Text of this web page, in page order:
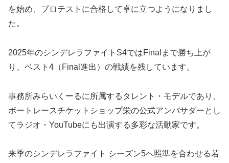
を始め、プロテストに合格して卓に立つようになりまし
た。
2025年のシンデレラファイトS4ではFinalまで勝ち上が
り、ベスト4（Final進出）の戦績を残しています。
事務所みらいくーるに所属するタレント・モデルであり、
ボートレースチケットショップ栄の公式アンバサダーとし
てラジオ・YouTubeにも出演する多彩な活動家です。
来季のシンデレラファイト シーズン5へ照準を合わせる若